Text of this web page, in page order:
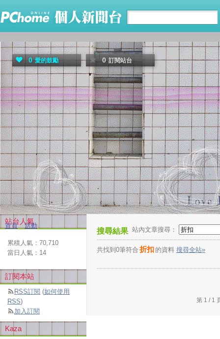
0 愛的鼓勵 0 訂閱站台
首頁 活動
搜尋結果 站內文章搜尋：
共找到0筆符合 折扣 的資料 搜尋全站»
第 1 /
站台人氣
累積人氣： 70,710
當日人氣： 14
訂閱本站
RSS訂閱 (如何使用
RSS)
加入訂閱
Kaza